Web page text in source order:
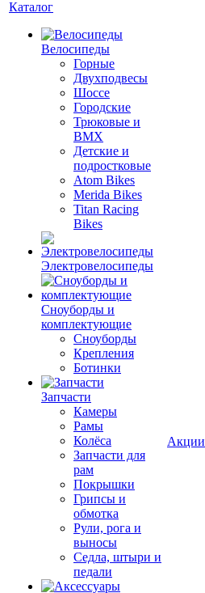
Каталог
Велосипеды
Горные
Двухподвесы
Шоссе
Городские
Трюковые и
BMX
Детские и
подростковые
Atom Bikes
Merida Bikes
Titan Racing
Bikes
Электровелосипеды
Cноуборды и
комплектующие
Сноуборды
Крепления
Ботинки
Запчасти
Камеры
Рамы
Колёса
Запчасти для
рам
Покрышки
Грипсы и
обмотка
Рули, рога и
выносы
Седла, штыри и
педали
Акции